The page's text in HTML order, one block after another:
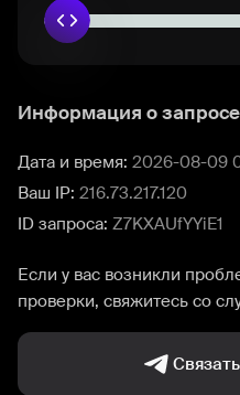
Информация о запросе
Дата и время: 2026-08-09
Ваш IP: 216.73.217.120
ID запроса: Z7KXAUfYYiE1
Если у вас возникли
проверки, свяжитесь со